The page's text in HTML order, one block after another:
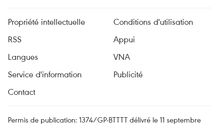
Propriété intellectuelle
Conditions d'utilisation
RSS
Appui
Langues
VNA
Service d'information
Publicité
Contact
Permis de publication: 1374/GP-BTTTT délivré le 11 septembre